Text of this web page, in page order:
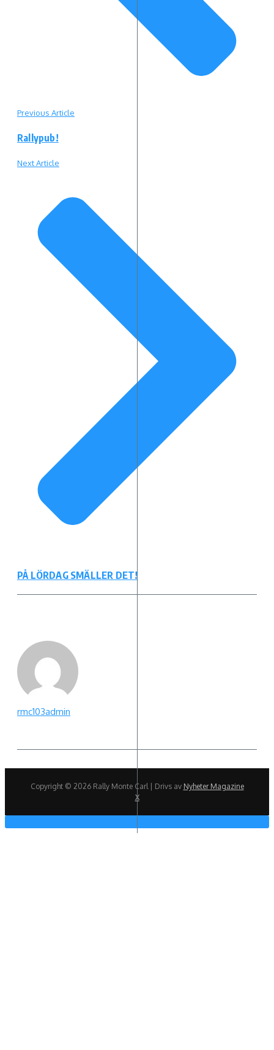
Previous Article
Rallypub!
Next Article
PÅ LÖRDAG SMÄLLER DET!
rmc103admin
Copyright © 2026 Rally Monte Carl | Drivs av Nyheter Magazine
X